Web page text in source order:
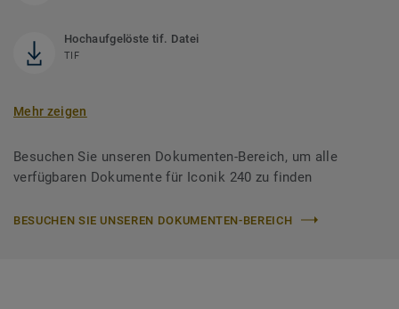
Hochaufgelöste tif. Datei
TIF
Mehr zeigen
Besuchen Sie unseren Dokumenten-Bereich, um alle
verfügbaren Dokumente für Iconik 240 zu finden
BESUCHEN SIE UNSEREN DOKUMENTEN-BEREICH